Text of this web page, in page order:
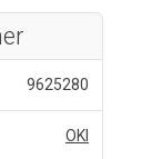
9625280
OKI